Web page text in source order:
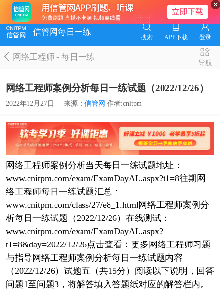
信管网每日一练
搜索 APP下载 登录
网络工程师-每日一练
导航
网络工程师案例分析每日一练试题（2022/12/26）
2022年12月27日 来源： 信管网 作者:cnitpm
网络工程师案例分析当天每日一练试题地址：
www.cnitpm.com/exam/ExamDayAL.aspx?t1=8往期网
络工程师每日一练试题汇总：
www.cnitpm.com/class/27/e8_1.html网络工程师案例分
析每日一练试题（2022/12/26）在线测试：
www.cnitpm.com/exam/ExamDayAL.aspx?
t1=8&day=2022/12/26点击查看：更多网络工程师习题
与指导网络工程师案例分析每日一练试题内容
（2022/12/26）试题五（共15分）阅读以下说明，回答
问题1至问题3，将解答填入答题纸对应的解答栏内。